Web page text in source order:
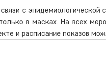
с
в масках. На всех
и расписание показов